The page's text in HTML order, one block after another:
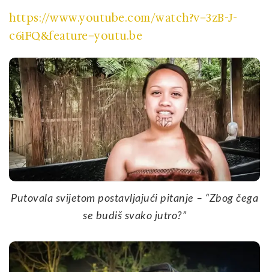
https://www.youtube.com/watch?v=3zB-J-
c6iFQ&feature=youtu.be
Putovala svijetom postavljajući pitanje – “Zbog čega
se budiš svako jutro?”